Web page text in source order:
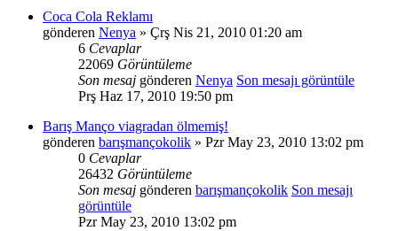
Coca Cola Reklamı
gönderen Nenya » Çrş Nis 21, 2010 01:20 am
6 Cevaplar
22069 Görüntüleme
Son mesaj gönderen Nenya Son mesajı görüntüle
Prş Haz 17, 2010 19:50 pm
Barış Manço viagradan ölmemiş!
gönderen barışmançokolik » Pzr May 23, 2010 13:02 pm
0 Cevaplar
26432 Görüntüleme
Son mesaj gönderen barışmançokolik Son mesajı
görüntüle
Pzr May 23, 2010 13:02 pm